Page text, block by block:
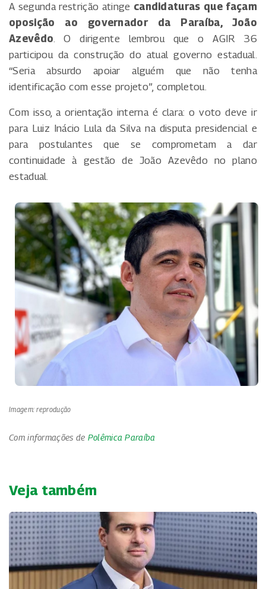
A segunda restrição atinge candidaturas que façam
oposição ao governador da Paraíba, João
Azevêdo. O dirigente lembrou que o AGIR 36
participou da construção do atual governo estadual.
“Seria absurdo apoiar alguém que não tenha
identificação com esse projeto”, completou.
Com isso, a orientação interna é clara: o voto deve ir
para Luiz Inácio Lula da Silva na disputa presidencial e
para postulantes que se comprometam a dar
continuidade à gestão de João Azevêdo no plano
estadual.
Imagem: reprodução
Com informações de Polêmica Paraíba
Veja também